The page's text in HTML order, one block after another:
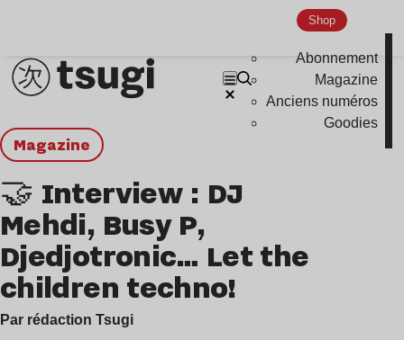
Shop
Abonnement
Magazine
Anciens numéros
Goodies
magazine
🤝 Interview : DJ
Mehdi, Busy P,
Djedjotronic… Let the
children techno!
Par rédaction Tsugi